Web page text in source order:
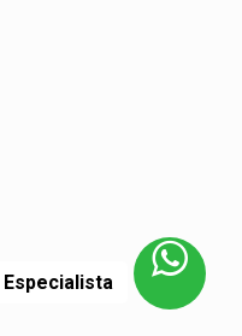
Especialista